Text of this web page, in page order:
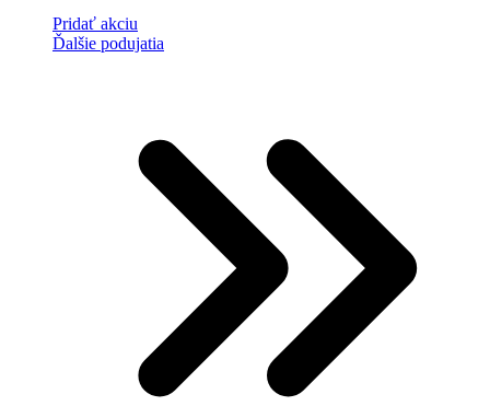
Pridať akciu
Ďalšie podujatia